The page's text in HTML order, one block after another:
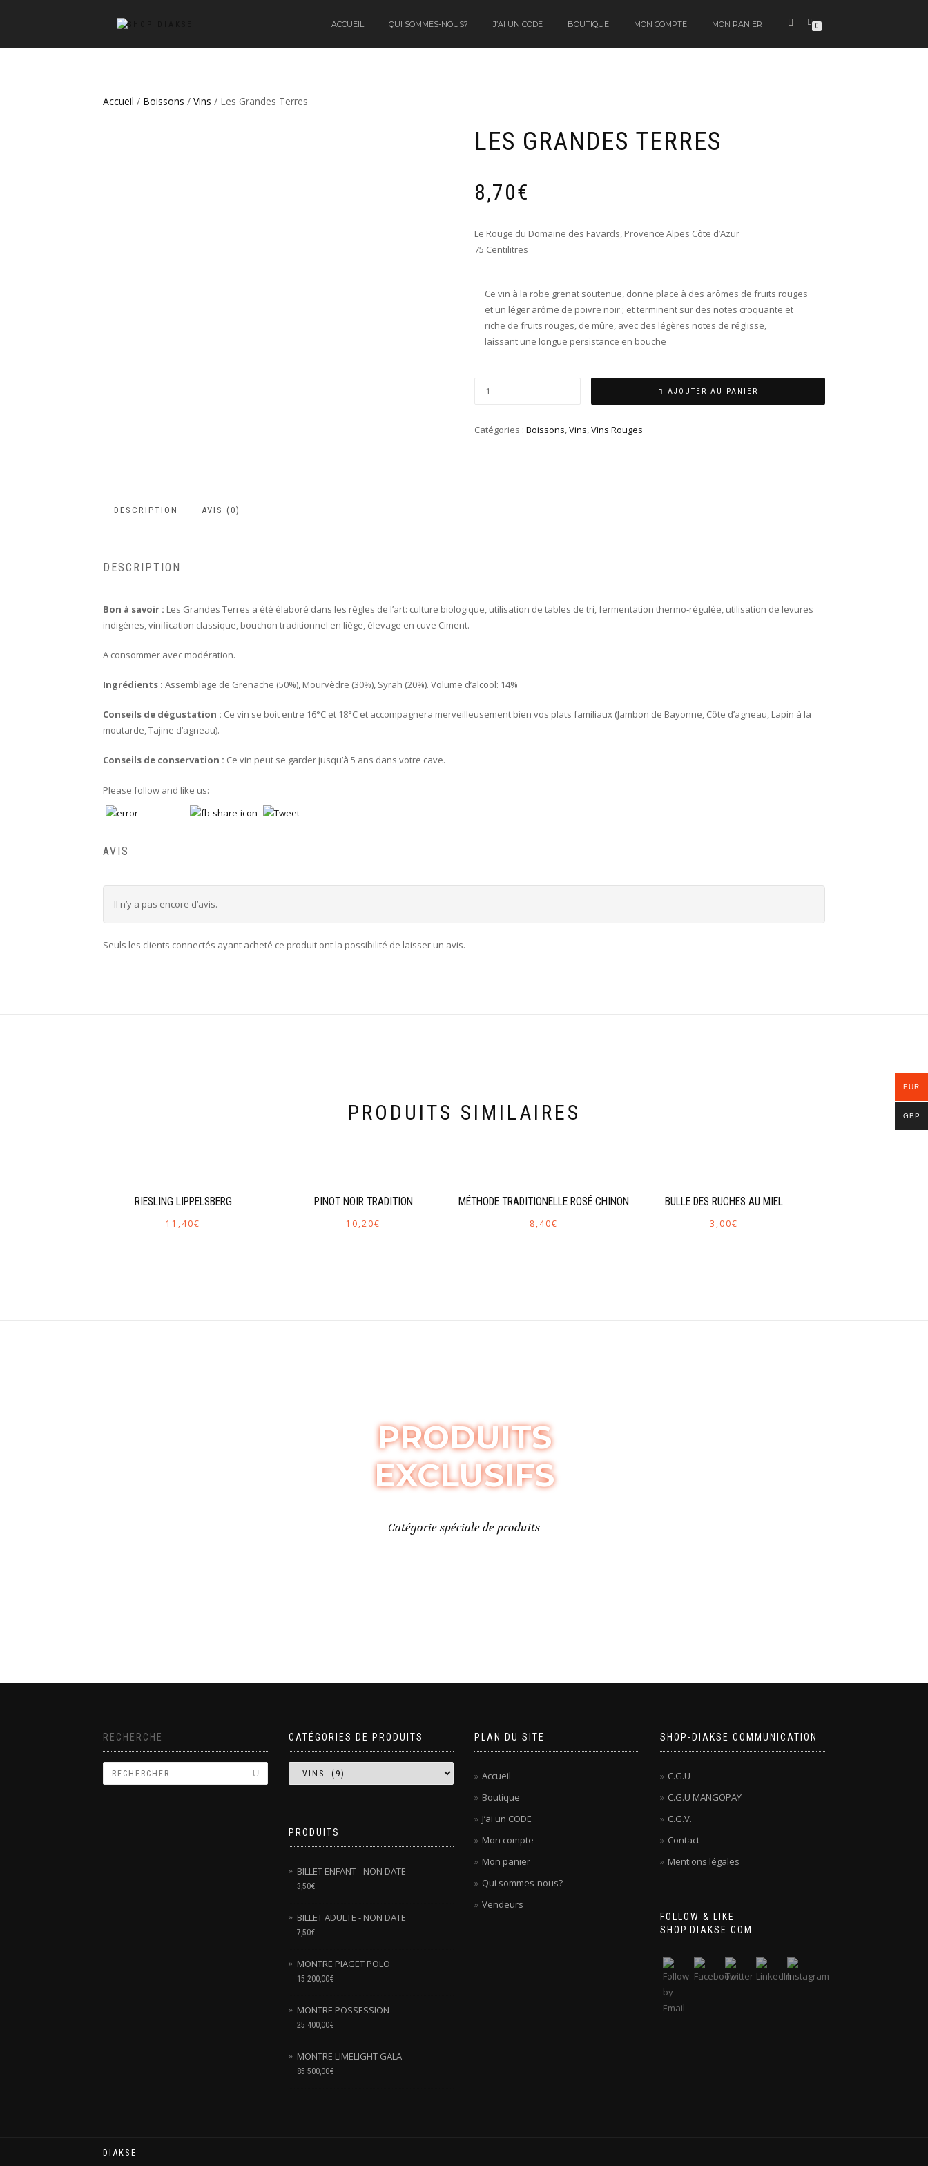
ACCUEIL QUI SOMMES-NOUS? J’AI UN CODE BOUTIQUE MON COMPTE MON PANIER 0
Accueil / Boissons /Vins / Les Grandes Terres
LES GRANDES TERRES
8,70€
Le Rouge du Domaine des Favards, Provence Alpes Côte d’Azur
75 Centilitres
Ce vin à la robe grenat soutenue, donne place à des arômes de fruits rouges
et un léger arôme de poivre noir ; et terminent sur des notes croquante et
riche de fruits rouges, de mûre, avec des légères notes de réglisse,
laissant une longue persistance en bouche
AJOUTER AU PANIER
Catégories : Boissons,Vins,Vins Rouges
DESCRIPTION AVIS (0)
DESCRIPTION
Bon à savoir : Les Grandes Terres a été élaboré dans les règles de l’art: culture biologique, utilisation de tables de tri, fermentation thermo‐régulée, utilisation de levures
indigènes, vinification classique, bouchon traditionnel en liège, élevage en cuve Ciment.
A consommer avec modération.
Ingrédients : Assemblage de Grenache (50%), Mourvèdre (30%), Syrah (20%). Volume d’alcool: 14%
Conseils de dégustation : Ce vin se boit entre 16°C et 18°C et accompagnera merveilleusement bien vos plats familiaux (Jambon de Bayonne, Côte d’agneau, Lapin à la
moutarde, Tajine d’agneau).
Conseils de conservation : Ce vin peut se garder jusqu’à 5 ans dans votre cave.
Please follow and like us:
AVIS
Il n’y a pas encore d’avis.
Seuls les clients connectés ayant acheté ce produit ont la possibilité de laisser un avis.
PRODUITS SIMILAIRES
RIESLING LIPPELSBERG
11,40€
PINOT NOIR TRADITION
10,20€
MÉTHODE TRADITIONELLE ROSÉ CHINON
8,40€
BULLE DES RUCHES AU MIEL
3,00€
PRODUITS
EXCLUSIFS
Catégorie spéciale de produits
RECHERCHE CATÉGORIES DE PRODUITS
PRODUITS
BILLET ENFANT - NON DATE
3,50€
BILLET ADULTE - NON DATE
7,50€
MONTRE PIAGET POLO
15 200,00€
MONTRE POSSESSION
25 400,00€
MONTRE LIMELIGHT GALA
85 500,00€
PLAN DU SITE
Accueil
Boutique
J’ai un CODE
Mon compte
Mon panier
Qui sommes-nous?
Vendeurs
SHOP-DIAKSE COMMUNICATION
C.G.U
C.G.U MANGOPAY
C.G.V.
Contact
Mentions légales
FOLLOW & LIKE
SHOP.DIAKSE.COM
DIAKSE
EUR
GBP